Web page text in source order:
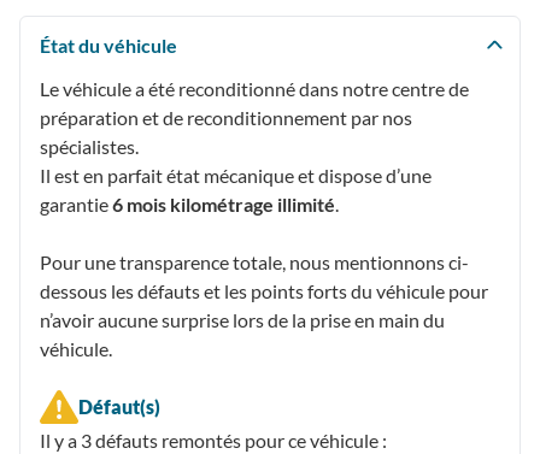
État du véhicule
Le véhicule a été reconditionné dans notre centre de
préparation et de reconditionnement par nos
spécialistes.
Il est en parfait état mécanique et dispose d’une
garantie6 mois kilométrage illimité.
Pour une transparence totale, nous mentionnons ci-
dessous les défauts et les points forts du véhicule pour
n’avoir aucune surprise lors de la prise en main du
véhicule.
Défaut(s)
Il y a 3défauts remontés pour ce véhicule :